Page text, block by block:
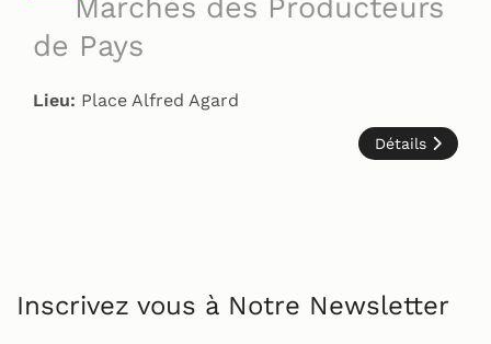
Marchés des Producteurs
de Pays
Lieu: Place Alfred Agard
Détails
Inscrivez vous à Notre Newsletter